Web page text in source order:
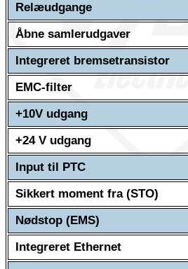
Relæudgange
Åbne samlerudgaver
Integreret bremsetransistor
EMC-filter
+10V udgang
+24 V udgang
Input til PTC
Sikkert moment fra (STO)
Nødstop (EMS)
Integreret Ethernet